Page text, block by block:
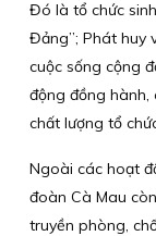
Đó là tổ chức
Đảng”; Phát huy
cuộc sống cộng
động đồng hành,
chất lượng tổ
Ngoài các hoạt
đoàn Cà Mau
truyền phòng,